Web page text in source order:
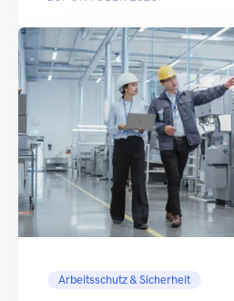
Arbeitsschutz & Sicherheit